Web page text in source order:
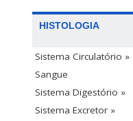
HISTOLOGIA
Sistema Circulatório »
Sangue
Sistema Digestório »
Sistema Excretor »